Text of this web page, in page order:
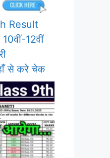
Result
12वीं
से करे चेक